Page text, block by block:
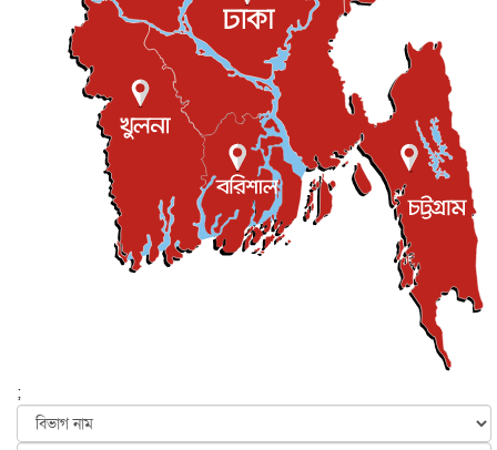
যুক্তরাজ্যে বসবাসরত জাতীয়তাবাদী কুলাউড়াবাসীর মত বিনিময়
সভা...
ইউকে কমিউনিটি ৫ আগস্ট, ২০২৬
প্রধানমন্ত্রীকে সৌদি আরব সফরের আমন্ত্রণ
জাতীয় ৫ আগস্ট, ২০২৬
জুলাই গণ-অভ্যুত্থান দিবস আজ, স্মরণে দেশজুড়ে কর্মসূচি
৫ আগস্ট, ২০২৬
জনগণ পরিবর্তন চেয়েছে বলেই জুলাই আন্দোলন সফল :
প্রধানমন্ত্রী
জাতীয় ৫ আগস্ট, ২০২৬
বেনজীর আহমেদের সঙ্গে পরীমনির ঘনিষ্ঠ সম্পর্ক ছিল : নাসির
৫ আগস্ট, ২০২৬
হরমুজ নিয়ে ইরান-মার্কিন চুক্তি হতে পারে আজ : মার্কিন অর্থমন...
আন্তর্জাতিক ৫ আগস্ট, ২০২৬
পৃথিবীর দিকে আসছে বিধ্বংসী বস্তু, পারমাণবিক বোমা দিয়ে করা
;